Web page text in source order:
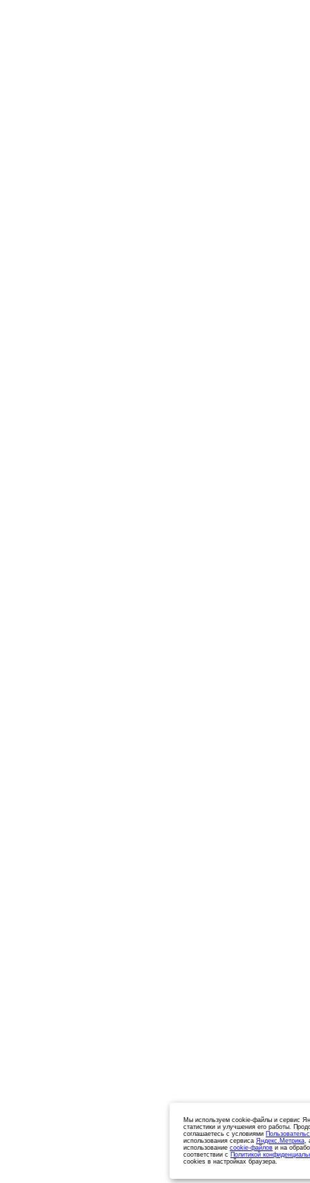
Мы используем cookie-файлы и сервис
статистики и улучшения его работы.
соглашаетесь с условиями
использования сервиса Яндекс.Метрика,
использование cookie-файлов и на
соответствии с Политикой
cookies в настройках браузера.